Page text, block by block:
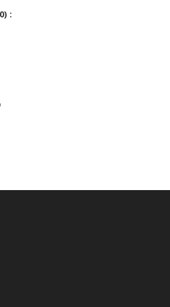
情報問合せ窓口
田区東神田二丁目7番4-305
TEL: 03-6753-0948
)
性について
本人の任意です。ただし、必須項目を
フォームをご利用頂けませんので、ご
: